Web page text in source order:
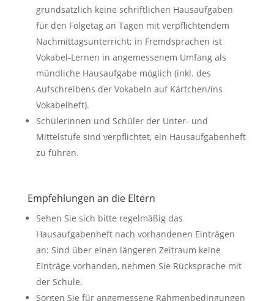
grundsätzlich keine schriftlichen Hausaufgaben
für den Folgetag an Tagen mit verpflichtendem
Nachmittagsunterricht; in Fremdsprachen ist
Vokabel-Lernen in angemessenem Umfang als
mündliche Hausaufgabe möglich (inkl. des
Aufschreibens der Vokabeln auf Kärtchen/ins
Vokabelheft).
Schülerinnen und Schüler der Unter- und
Mittelstufe sind verpflichtet, ein Hausaufgabenheft
zu führen.
Empfehlungen an die Eltern
Sehen Sie sich bitte regelmäßig das
Hausaufgabenheft nach vorhandenen Einträgen
an: Sind über einen längeren Zeitraum keine
Einträge vorhanden, nehmen Sie Rücksprache mit
der Schule.
Sorgen Sie für angemessene Rahmenbedingungen